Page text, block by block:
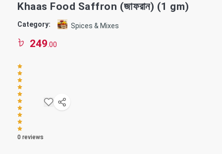
Khaas Food Saffron (জাফরান) (1 gm)
Category: Spices & Mixes
249 .00
0 reviews